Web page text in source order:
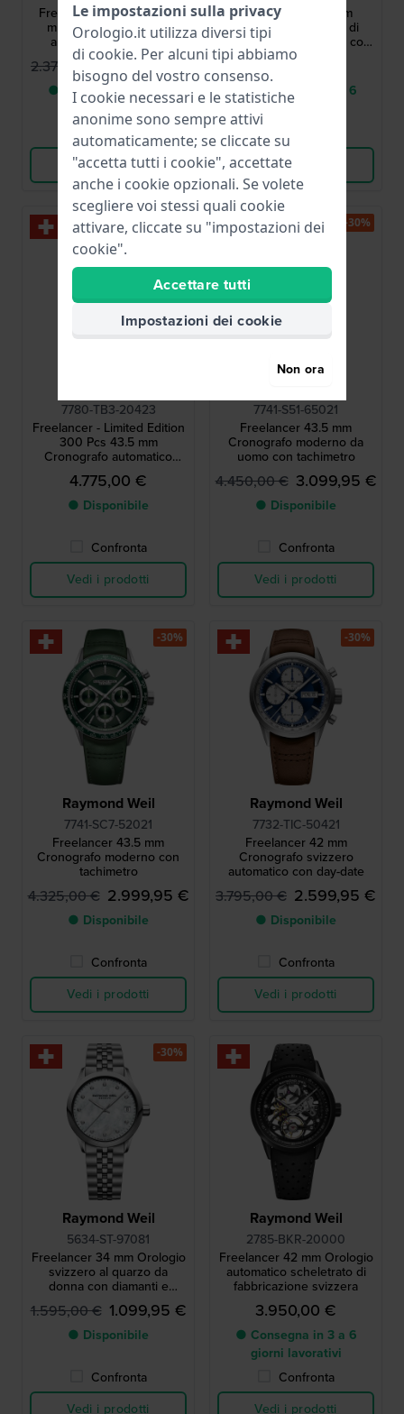
Freelancer Cushion 34.5
mm Orologio svizzero
automatico in acciaio
inossidabile con data
2.375,00 € 1.649,95 €
● Consegna in 3 a 6
giorni lavorativi
Confronta
Vedi i prodotti
Freelancer 40.5 mm
Orologio automatico di
fabbricazione svizzera con
GMT e data
3.175,00 €
● Consegna in 3 a 6
giorni lavorativi
Vedi i prodotti
7780-TB3-20423
Freelancer - Limited Edition
300 Pcs 43.5 mm
Cronografo automatico
svizzero con data
4.775,00 €
● Disponibile
Confronta
Vedi i prodotti
7741-S51-65021
Freelancer 43.5 mm
Cronografo moderno da
uomo con tachimetro
4.450,00 € 3.099,95 €
● Disponibile
Confronta
Vedi i prodotti
-30%
Raymond Weil
7741-SC7-52021
Freelancer 43.5 mm
Cronografo moderno con
tachimetro
4.325,00 € 2.999,95 €
● Disponibile
Confronta
Vedi i prodotti
-30%
Raymond Weil
7732-TIC-50421
Freelancer 42 mm
Cronografo svizzero
automatico con day-date
3.795,00 € 2.599,95 €
● Disponibile
Confronta
Vedi i prodotti
-30%
Raymond Weil
5634-ST-97081
Freelancer 34 mm Orologio
svizzero al quarzo da
donna con diamanti e
quadrante madreperla
1.595,00 € 1.099,95 €
● Disponibile
Confronta
Vedi i prodotti
-30%
Raymond Weil
2785-BKR-20000
Freelancer 42 mm Orologio
automatico scheletrato di
fabbricazione svizzera
3.950,00 €
● Consegna in 3 a 6
giorni lavorativi
Confronta
Vedi i prodotti
Le impostazioni sulla privacy
Orologio.it utilizza diversi tipi
di cookie. Per alcuni tipi abbiamo
bisogno del vostro consenso.
I cookie necessari e le statistiche
anonime sono sempre attivi
automaticamente; se cliccate su
"accetta tutti i cookie", accettate
anche i cookie opzionali. Se volete
scegliere voi stessi quali cookie
attivare, cliccate su "impostazioni dei
cookie".
Accettare tutti
Impostazioni dei cookie
Non ora